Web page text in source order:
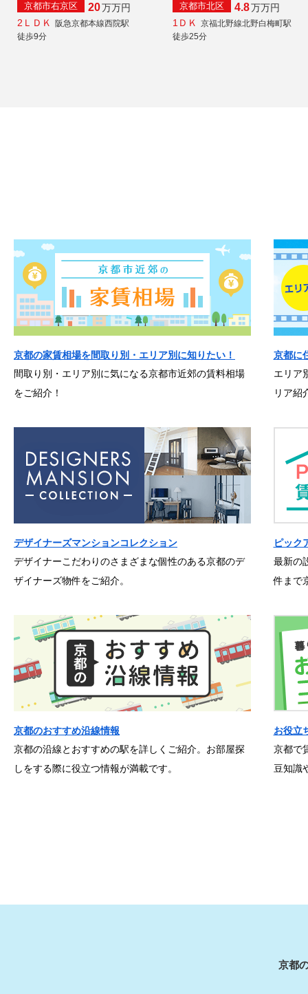
京都市右京区 20万万円
2ＬＤＫ
阪急京都本線西院駅
徒歩9分
京都市北区 4.8万万円
1ＤＫ
京福北野線北野白梅町駅
徒歩25分
京都の家賃相場を間取り別・エリア別に知りたい！
間取り別・エリア別に気になる京都市近郊の賃料相場
をご紹介！
京都に
エリア
リア紹
デザイナーズマンションコレクション
デザイナーこだわりのさまざまな個性のある京都のデ
ザイナーズ物件をご紹介。
ピック
最新の
件まで
京都のおすすめ沿線情報
京都の沿線とおすすめの駅を詳しくご紹介。お部屋探
しをする際に役立つ情報が満載です。
お役立
京都で
豆知識
京都